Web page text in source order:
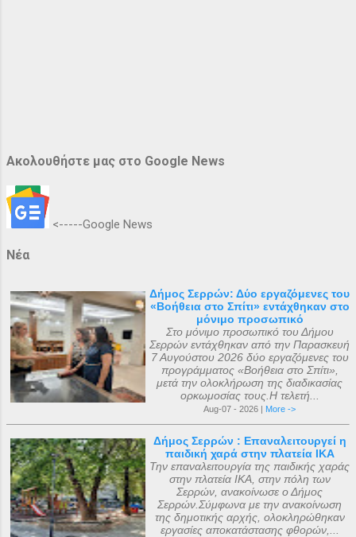
Ακολουθήστε μας στο Google News
<-----Google News
Νέα
Δήμος Σερρών: Δύο εργαζόμενες του
«Βοήθεια στο Σπίτι» εντάχθηκαν στο
μόνιμο προσωπικό
Στο μόνιμο προσωπικό του Δήμου
Σερρών εντάχθηκαν από την Παρασκευή
7 Αυγούστου 2026 δύο εργαζόμενες του
προγράμματος «Βοήθεια στο Σπίτι»,
μετά την ολοκλήρωση της διαδικασίας
ορκωμοσίας τους.Η τελετή...
Aug-07 - 2026 | More ->
Δήμος Σερρών : Επαναλειτουργεί η
παιδική χαρά στην πλατεία ΙΚΑ
Την επαναλειτουργία της παιδικής χαράς
στην πλατεία ΙΚΑ, στην πόλη των
Σερρών, ανακοίνωσε ο Δήμος
Σερρών.Σύμφωνα με την ανακοίνωση
της δημοτικής αρχής, ολοκληρώθηκαν
εργασίες αποκατάστασης φθορών,...